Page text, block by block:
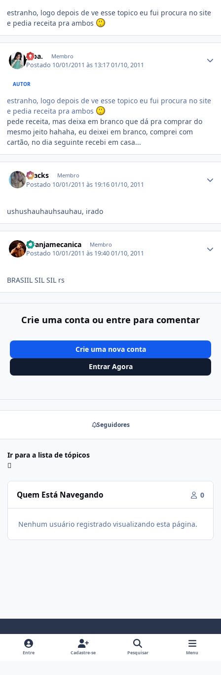
estranho, logo depois de ve esse topico eu fui procura no site
e pedia receita pra ambos
juba. Membro
Postado 10/01/2011 às 13:1701/10, 2011
AUTOR
estranho, logo depois de ve esse topico eu fui procura no site
e pedia receita pra ambos
pede receita, mas deixa em branco que dá pra comprar do
mesmo jeito hahaha, eu deixei em branco, comprei com
cartão, no dia seguinte recebi em casa...
Kracks Membro
Postado 10/01/2011 às 19:1601/10, 2011
ushushauhauhsauhau, irado
laranjamecanica Membro
Postado 10/01/2011 às 19:4001/10, 2011
BRASIIL SIL SIL rs
Crie uma conta ou entre para comentar
Crie uma nova conta
Entrar Agora
Seguidores
Ir para a lista de tópicos
Quem Está Navegando 0
Nenhum usuário registrado visualizando esta página.
Modo ClaroModo EscuroPreferência do Sistema
i
Entre Cadastre-se Pesquisar Menu